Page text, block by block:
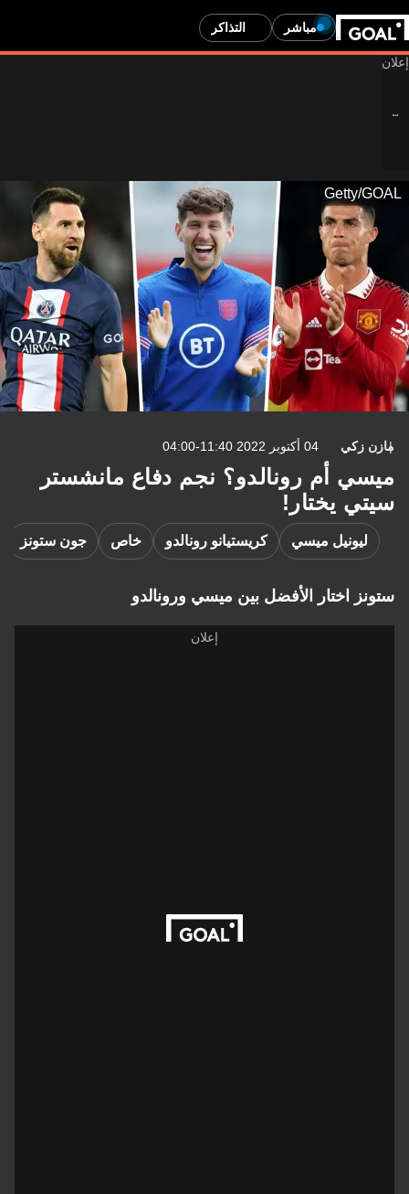
مباشر التذاكر
Getty/GOAL
مازن زكي 04 أكتوبر 2022 11:40-04:00
ميسي أم رونالدو؟ نجم دفاع مانشستر
سيتي يختار!
ليونيل ميسي كريستيانو رونالدو خاص جون ستونز
ستونز اختار الأفضل بين ميسي ورونالدو